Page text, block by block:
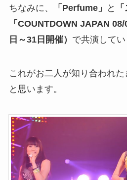
ちなみに、 「Perfume」 と
「COUNTDOWN JAPAN
日～31日開催） で共演してい
これがお二人が知り合われ
と思います。